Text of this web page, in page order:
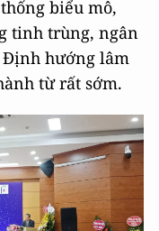
biểu mô,
tinh trùng, ngân
Định hướng lâm
từ rất sớm.